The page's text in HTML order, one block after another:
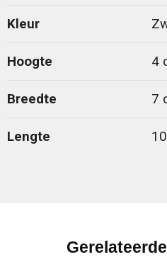
Kleur
Hoogte 4
Breedte 7
Lengte